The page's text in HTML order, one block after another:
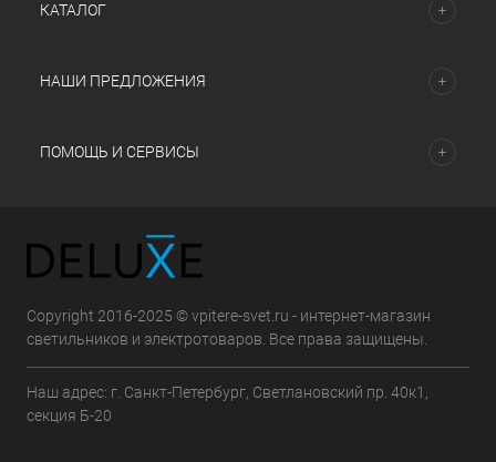
КАТАЛОГ
НАШИ ПРЕДЛОЖЕНИЯ
ПОМОЩЬ И СЕРВИСЫ
Copyright 2016-2025 © vpitere-svet.ru - интернет-магазин
светильников и электротоваров. Все права защищены.
Наш адрес: г. Санкт-Петербург, Светлановский пр. 40к1,
секция Б-20